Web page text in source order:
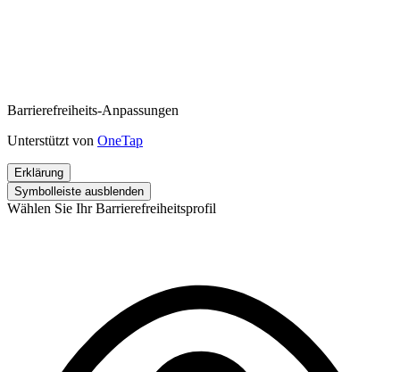
Barrierefreiheits-Anpassungen
Unterstützt von OneTap
Erklärung
Symbolleiste ausblenden
Wählen Sie Ihr Barrierefreiheitsprofil